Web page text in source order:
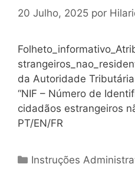
20 Julho, 2025 por
da Autoridade
“NIF – Número de
cidadãos estrangeiros
PT/EN/FR
Categorias
Instruções